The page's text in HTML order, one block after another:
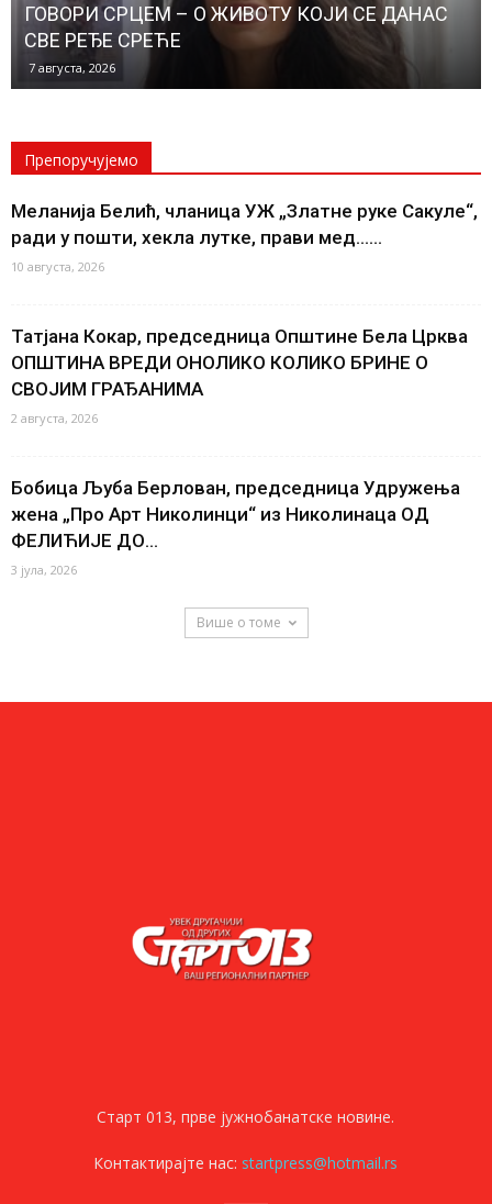
ГОВОРИ СРЦЕМ – О ЖИВОТУ КОЈИ СЕ ДАНАС
СВЕ РЕЂЕ СРЕЋЕ
7 августа, 2026
Препоручујемо
Меланија Белић, чланица УЖ „Златне руке Сакуле“,
ради у пошти, хекла лутке, прави мед…...
10 августа, 2026
Татјана Кокар, председница Општине Бела Црква
ОПШТИНА ВРЕДИ ОНОЛИКО КОЛИКО БРИНЕ О
СВОЈИМ ГРАЂАНИМА
2 августа, 2026
Бобица Љуба Берлован, председница Удружења
жена „Про Арт Николинци“ из Николинаца ОД
ФЕЛИЋИЈЕ ДО...
3 јула, 2026
Више о томе
Старт 013, прве јужнобанатске новине.
Контактирајте нас: startpress@hotmail.rs